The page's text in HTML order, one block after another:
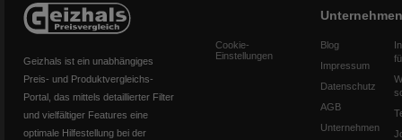
Geizhals ist ein unabhängiges
Preis- und Produktvergleichs-
Portal, das mittels detaillierter Filter
und vielfältiger Features eine
optimale Hilfestellung bei der
Cookie-
Einstellungen
Unternehmen
Blog
Impressum
Datenschutz
AGB
Unternehmen